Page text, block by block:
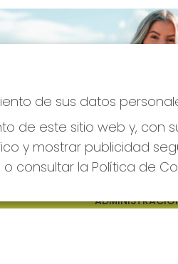
CIUDAD
de sus datos
de este sitio web y, con
y mostrar publicidad
consultar la Política de